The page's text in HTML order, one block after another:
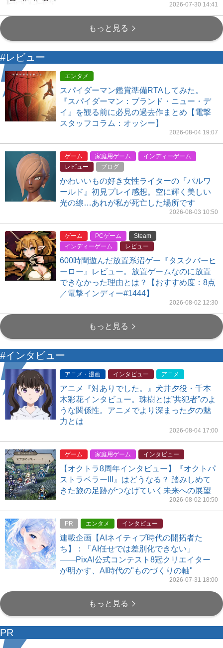
2026-07-30 14:41
もっと見る
#レビュー
エンタメ
スパイダーマン鑑賞準備RTAしてみた。
『スパイダーマン：ブランド・ニュー・デ
イ』を観る前に必見の過去作まとめ【電撃
スタッフコラム：オッシー】
2026-08-04 19:07
ゲーム 家庭用ゲーム
インディーゲーム
レビュー
ブログ
かわいいもの好き女性ライターの『パルワ
ールド』初見プレイ感想。空に輝く美しい
光の線…あれが私が死亡した場所です
2026-08-03 10:50
ゲーム PCゲーム
Steam
インディーゲーム
レビュー
600時間遊んだ放置系沼ゲー『タスクバーヒ
ーロー』レビュー。放置ゲームなのに放置
できなかった理由とは？【おすすめ度：8点
／電撃インディー#1444】
2026-08-02 12:30
もっと見る
#インタビュー
アニメ・漫画 インタビュー アニメ
アニメ『対ありでした。』犬井夕役・千本
木彩花インタビュー。珠樹とは”共犯者”のよ
うな関係性。アニメでより深まった夕の魅
力とは
2026-08-04 17:00
ゲーム 家庭用ゲーム インタビュー
【オクトラ8周年インタビュー】『オクトパ
ストラベラーIII』はどうなる？ 踏みしめて
きた旅の足跡がつなげていく未来への展望
2026-08-02 10:50
PR エンタメ インタビュー
連載企画【AIネイティブ時代の開拓者た
ち】：「AI任せでは差別化できない」
――PixAI公式コンテスト8冠クリエイター
が明かす、AI時代の"ものづくりの軸"
2026-07-31 18:00
もっと見る
PR